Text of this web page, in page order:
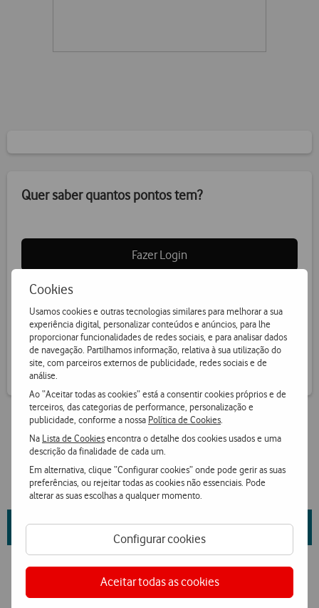
Cookies
Usamos cookies e outras tecnologias similares para melhorar a sua
experiência digital, personalizar conteúdos e anúncios, para lhe
proporcionar funcionalidades de redes sociais, e para analisar dados
de navegação. Partilhamos informação, relativa à sua utilização do
site, com parceiros externos de publicidade, redes sociais e de
análise.
Ao “Aceitar todas as cookies” está a consentir cookies próprios e de
terceiros, das categorias de performance, personalização e
publicidade, conforme a nossa Política de Cookies
Na Lista de Cookiesencontra o detalhe dos cookies usados e uma
descrição da finalidade de cada um.
Em alternativa, clique “Configurar cookies” onde pode gerir as suas
preferências, ou rejeitar todas as cookies não essenciais. Pode
alterar as suas escolhas a qualquer momento.
Configurar cookies
Aceitar todas as cookies
Quer saber quantos pontos tem?
Fazer Login
Receba informação de pontos por SMS
Saiba mais sobre as propriedades da marca e fornecedoraqui.
Ver condições Loja Online